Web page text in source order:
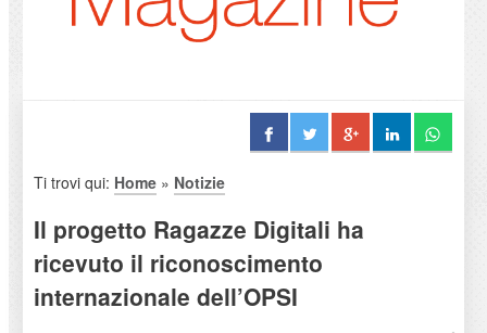
Ti trovi qui: Home» Notizie
Il progetto Ragazze Digitali ha
ricevuto il riconoscimento
internazionale dell’OPSI